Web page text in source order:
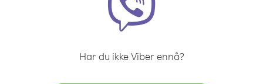
Har du ikke Viber ennå?